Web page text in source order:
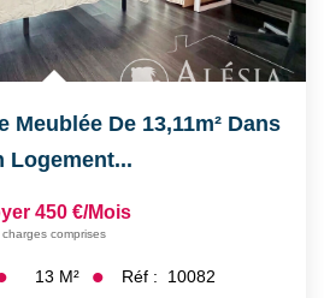
Meublée De 13,11m² Dans
Logement...
450 €/mois
charges comprises
13 M² Réf : 10082